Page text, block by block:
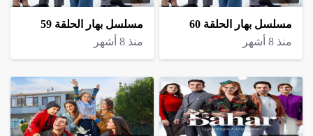
مسلسل بهار الحلقة 60
منذ 8 أشهر
مسلسل بهار الحلقة 59
منذ 8 أشهر